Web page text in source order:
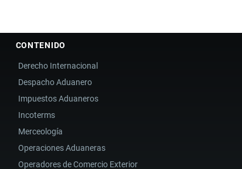
CONTENIDO
Derecho Internacional
Despacho Aduanero
Impuestos Aduaneros
Incoterms
Merceología
Operaciones Aduaneras
Operadores de Comercio Exterior